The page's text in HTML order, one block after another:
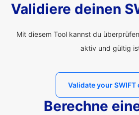
Validiere deinen
Mit diesem Tool kannst du
aktiv und gültig
Validate your SWIFT
Berechne